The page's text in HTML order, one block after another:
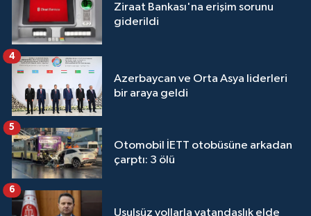
Ziraat Bankası'na erişim sorunu
giderildi
Azerbaycan ve Orta Asya liderleri
bir araya geldi
4
Otomobil İETT otobüsüne arkadan
çarptı: 3 ölü
5
Usulsüz yollarla vatandaşlık elde
6